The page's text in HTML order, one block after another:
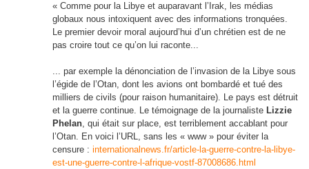
« Comme pour la Libye et auparavant l’Irak, les médias
globaux nous intoxiquent avec des informations tronquées.
Le premier devoir moral aujourd’hui d’un chrétien est de ne
pas croire tout ce qu’on lui raconte...
... par exemple la dénonciation de l’invasion de la Libye sous
l’égide de l’Otan, dont les avions ont bombardé et tué des
milliers de civils (pour raison humanitaire). Le pays est détruit
et la guerre continue. Le témoignage de la journaliste Lizzie
Phelan, qui était sur place, est terriblement accablant pour
l’Otan. En voici l’URL, sans les « www » pour éviter la
censure : internationalnews.fr/article-la-guerre-contre-la-libye-
est-une-guerre-contre-l-afrique-vostf-87008686.html